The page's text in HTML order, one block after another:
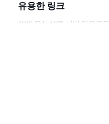
유용한 링크
AWS 문서 MCP 서버 다운로드